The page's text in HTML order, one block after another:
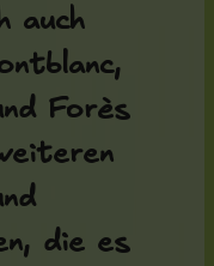
auch
Forès
die es